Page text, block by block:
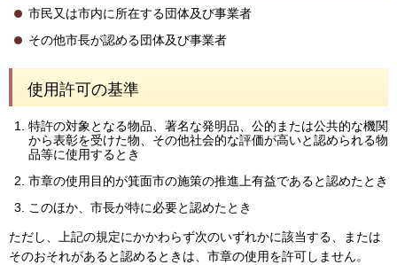
市民又は市内に所在する団体及び事業者
その他市長が認める団体及び事業者
使用許可の基準
特許の対象となる物品、著名な発明品、公的または公共的な機関
から表彰を受けた物、その他社会的な評価が高いと認められる物
品等に使用するとき
市章の使用目的が箕面市の施策の推進上有益であると認めたとき
このほか、市長が特に必要と認めたとき
ただし、上記の規定にかかわらず次のいずれかに該当する、または
そのおそれがあると認めるときは、市章の使用を許可しません。